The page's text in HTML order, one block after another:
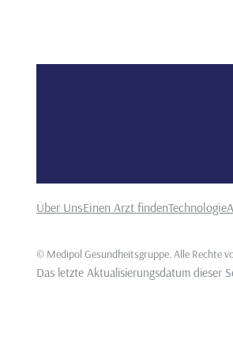
Über UnsEinen Arzt findenTechnologie
© Medipol Gesundheitsgruppe. Alle Rechte
Das letzte Aktualisierungsdatum dieser